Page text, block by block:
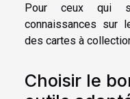
Pour ceux qui
connaissances sur
des cartes à
Choisir le